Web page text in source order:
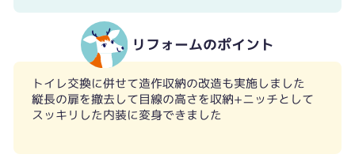
リフォームのポイント
トイレ交換に併せて造作収納の改造も実施しました
縦長の扉を撤去して目線の高さを収納+ニッチとして
スッキリした内装に変身できました